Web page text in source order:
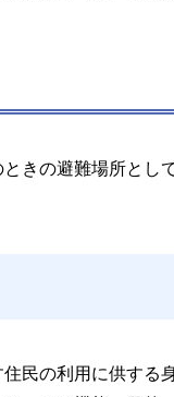
きの避難場所とし
民の利用に供する